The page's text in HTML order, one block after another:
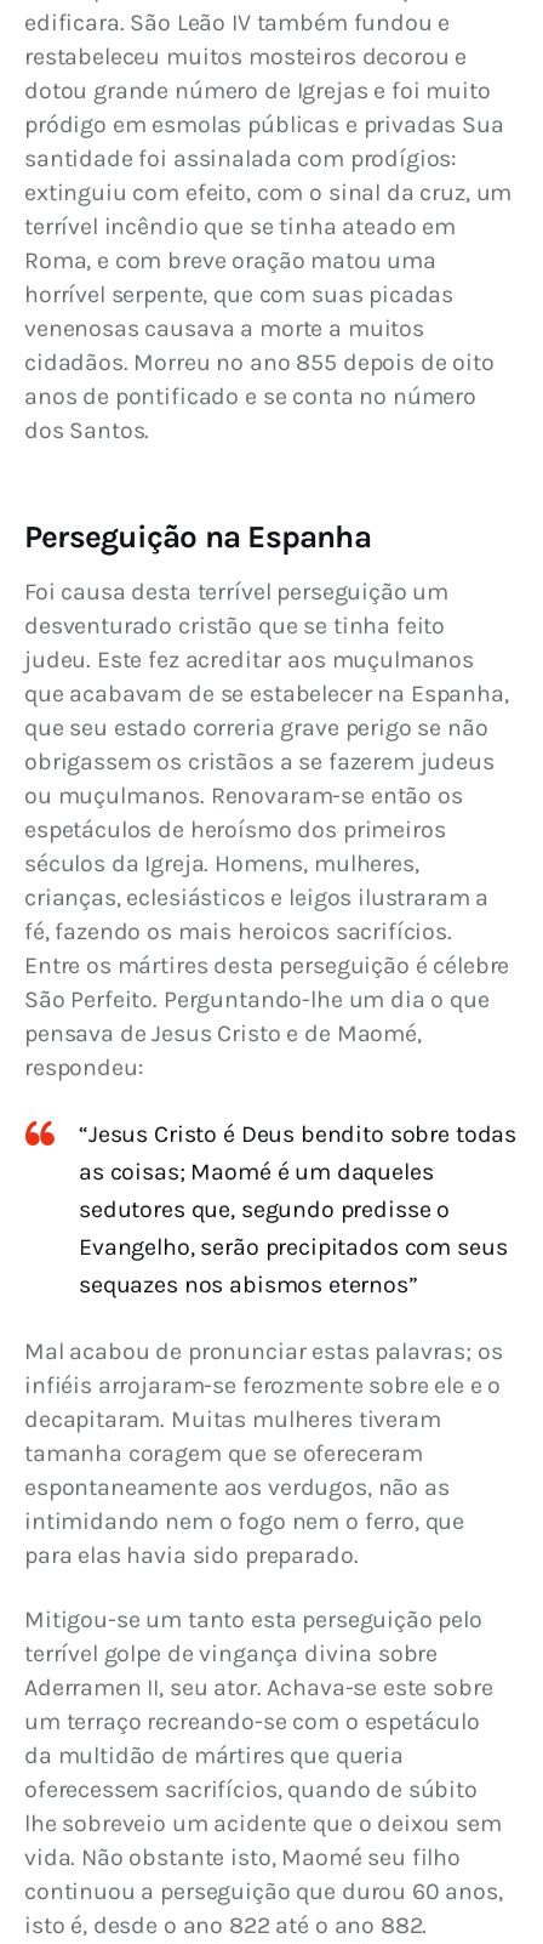
edificara. São Leão IV também fundou e
restabeleceu muitos mosteiros decorou e
dotou grande número de Igrejas e foi muito
pródigo em esmolas públicas e privadas Sua
santidade foi assinalada com prodígios:
extinguiu com efeito, com o sinal da cruz, um
terrível incêndio que se tinha ateado em
Roma, e com breve oração matou uma
horrível serpente, que com suas picadas
venenosas causava a morte a muitos
cidadãos. Morreu no ano 855 depois de oito
anos de pontificado e se conta no número
dos Santos.
Perseguição na Espanha
Foi causa desta terrível perseguição um
desventurado cristão que se tinha feito
judeu. Este fez acreditar aos muçulmanos
que acabavam de se estabelecer na Espanha,
que seu estado correria grave perigo se não
obrigassem os cristãos a se fazerem judeus
ou muçulmanos. Renovaram-se então os
espetáculos de heroísmo dos primeiros
séculos da Igreja. Homens, mulheres,
crianças, eclesiásticos e leigos ilustraram a
fé, fazendo os mais heroicos sacrifícios.
Entre os mártires desta perseguição é célebre
São Perfeito. Perguntando-lhe um dia o que
pensava de Jesus Cristo e de Maomé,
respondeu:
“Jesus Cristo é Deus bendito sobre todas
as coisas; Maomé é um daqueles
sedutores que, segundo predisse o
Evangelho, serão precipitados com seus
sequazes nos abismos eternos”
Mal acabou de pronunciar estas palavras; os
infiéis arrojaram-se ferozmente sobre ele e o
decapitaram. Muitas mulheres tiveram
tamanha coragem que se ofereceram
espontaneamente aos verdugos, não as
intimidando nem o fogo nem o ferro, que
para elas havia sido preparado.
Mitigou-se um tanto esta perseguição pelo
terrível golpe de vingança divina sobre
Aderramen II, seu ator. Achava-se este sobre
um terraço recreando-se com o espetáculo
da multidão de mártires que queria
oferecessem sacrifícios, quando de súbito
lhe sobreveio um acidente que o deixou sem
vida. Não obstante isto, Maomé seu filho
continuou a perseguição que durou 60 anos,
isto é, desde o ano 822 até o ano 882.